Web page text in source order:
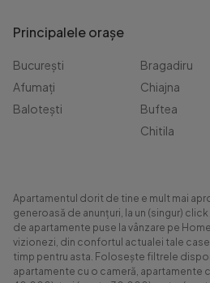
Principalele orașe
București
Afumați
Balotești
Bragadiru
Chiajna
Buftea
Chitila
Apartamentul dorit de tine e mult mai
generoasă de anunțuri, la un (singur)
de apartamente puse la vânzare pe
vizionezi, din confortul actualei tale
timp pentru asta. Folosește filtrele
apartamente cu o cameră, apartamente